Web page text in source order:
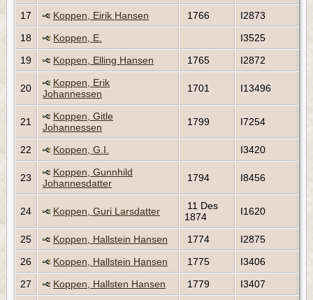
17
Koppen, Eirik Hansen 1766
I2873
18
Koppen, E.
I3525
19
Koppen, Elling Hansen 1765 I2872
20
Koppen, Erik
Johannessen
1701 I13496
21
Koppen, Gitle
Johannessen
1799 I7254
22 Koppen, G.I. I3420
23
Koppen, Gunnhild
Johannesdatter
1794 I8456
24 Koppen, Guri Larsdatter
11 Des
1874
I1620
25 Koppen, Hallstein Hansen 1774
I2875
26
Koppen, Hallstein Hansen 1775
I3406
27
Koppen, Hallsten Hansen 1779
I3407